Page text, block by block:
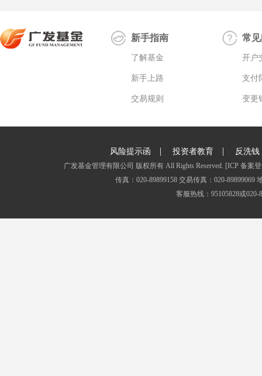
新手指南
了解基金
新手上路
交易规则
常
开户
支付
变更
风险提示函 | 投资者教育 | 反洗钱
广发基金管理有限公司 版权所有 All Rights Reserved. [ICP 备案
传真：020-89899158 交易传真：020-
客服热线：95105828或020-